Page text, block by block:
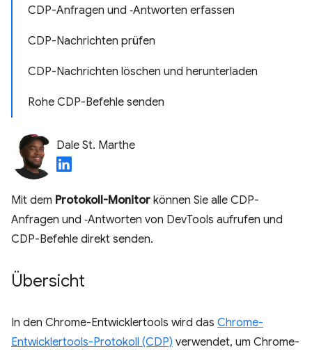
CDP-Anfragen und ‑Antworten erfassen
CDP-Nachrichten prüfen
CDP-Nachrichten löschen und herunterladen
Rohe CDP-Befehle senden
Dale St. Marthe
Mit dem Protokoll-Monitor können Sie alle CDP-
Anfragen und ‑Antworten von DevTools aufrufen und
CDP-Befehle direkt senden.
Übersicht
In den Chrome-Entwicklertools wird das Chrome-
Entwicklertools-Protokoll (CDP) verwendet, um Chrome-